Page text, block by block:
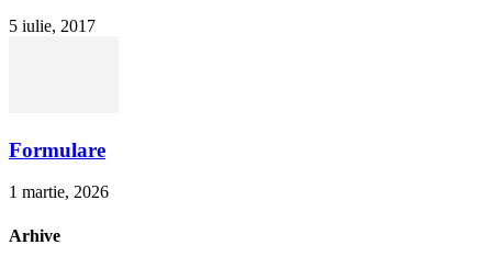
5 iulie, 2017
Formulare
1 martie, 2026
Arhive